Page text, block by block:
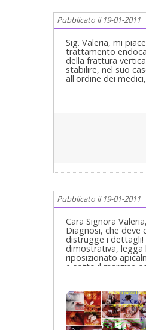
Pubblicato il 19-01-2011
Sig. Valeria, mi
trattamento
della frattura
stabilire, nel suo
all'ordine dei
Pubblicato il 19-01-2011
Cara Signora
Diagnosi, che deve
distrugge i dettagli!
dimostrativa, legga
riposizionato
e sotto il margine
attraverso tutta
con un piccolo
esempi di casi in
residue erano
suo Dente! LE
sangue nel dente